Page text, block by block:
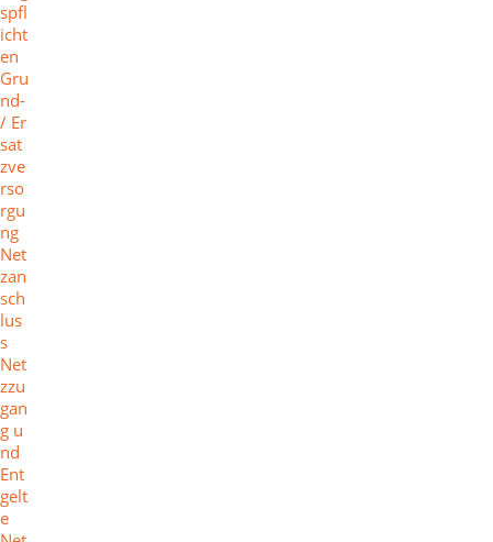
spfl
icht
en
Gru
nd-
/ Er
sat
zve
rso
rgu
ng
Net
zan
sch
lus
s
Net
zzu
gan
g u
nd
Ent
gelt
e